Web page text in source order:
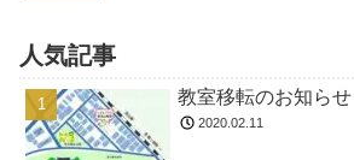
人気記事
教室移転のお知らせ
2020.02.11